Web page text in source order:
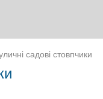
садові стовпчики